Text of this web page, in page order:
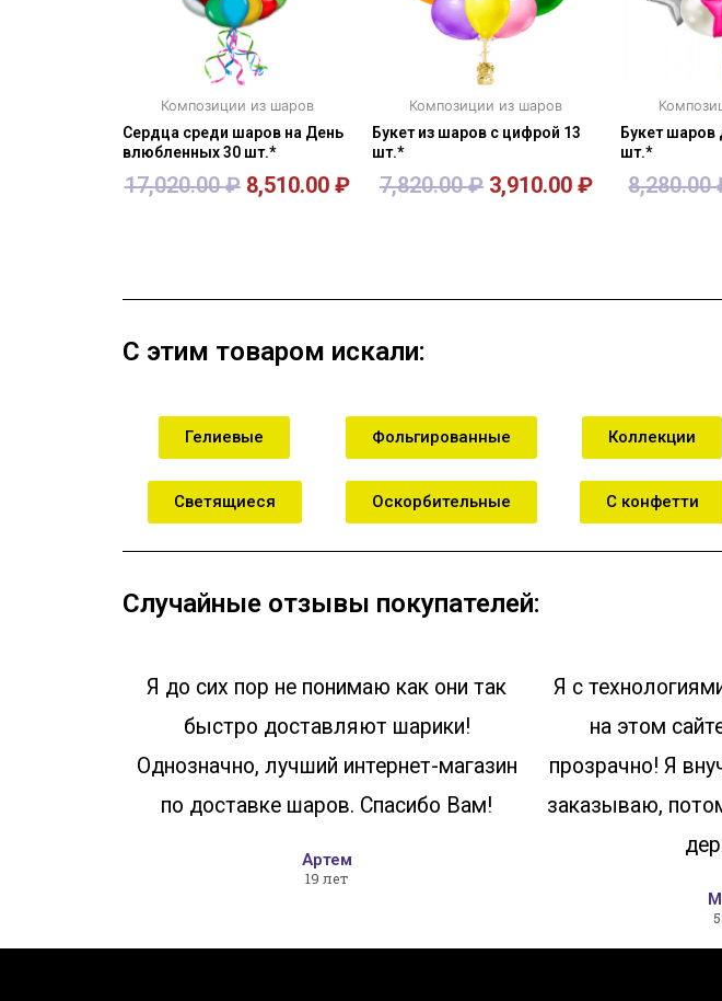
Композиции из шаров
Сердца среди шаров на День
влюбленных 30 шт.*
17,020.00₽ 8,510.00 ₽
Композиции из шаров
Букет из шаров с цифрой 13
шт.*
7,820.00₽ 3,910.00 ₽
Букет шаров
шт.*
8,280.00
С этим товаром искали:
Гелиевые
Светящиеся
Фольгированные
Оскорбительные
Коллекции
С конфетти
Случайные отзывы покупателей:
Я до сих пор не понимаю как они так
быстро доставляют шарики!
Однозначно, лучший интернет-магазин
по доставке шаров. Спасибо Вам!
Артем
19 лет
Я с
на этом
прозрачно! Я
заказываю,